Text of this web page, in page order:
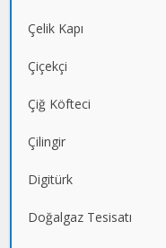
Çelik Kapı
Çiçekçi
Çiğ Köfteci
Çilingir
Digitürk
Doğalgaz Tesisatı